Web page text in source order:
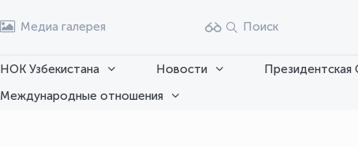
Медиа галерея Поиск
НОК Узбекистана Новости Президентская
Международные отношения